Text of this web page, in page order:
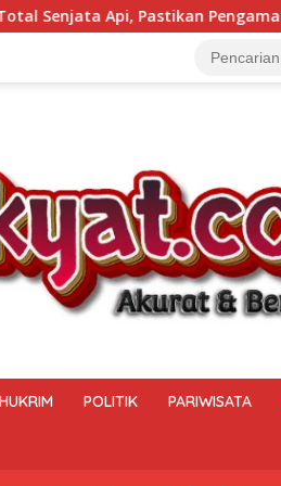
Selalu Siaga 24 Jam
HUKRIM POLITIK PARIWISATA